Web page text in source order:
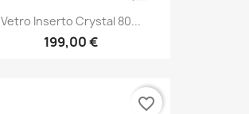
Vetro Inserto Crystal 80...
199,00 €
favorite_border